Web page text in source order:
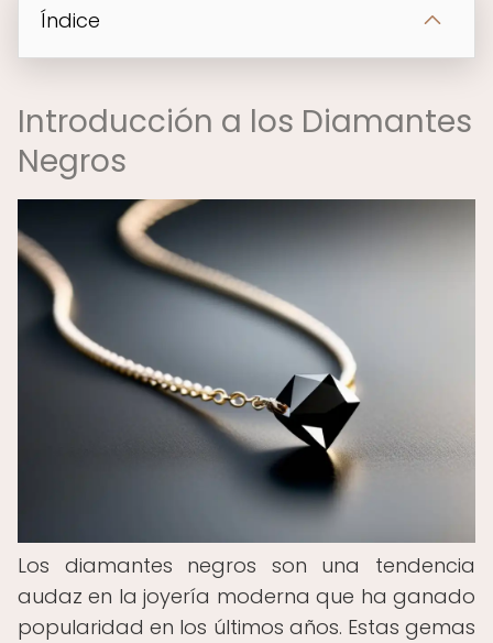
Índice
Introducción a los Diamantes
Negros
Los diamantes negros son una tendencia
audaz en la joyería moderna que ha ganado
popularidad en los últimos años. Estas gemas